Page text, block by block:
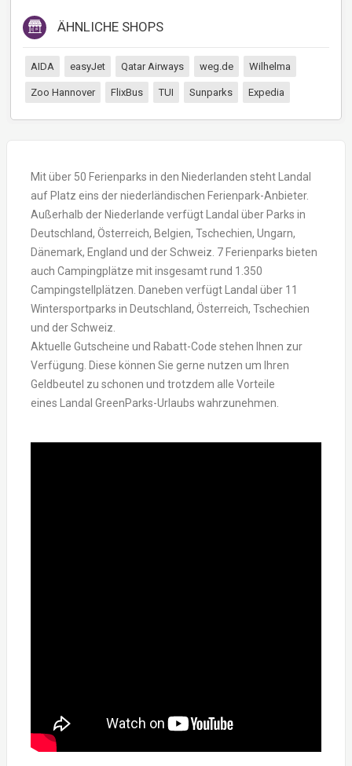
ÄHNLICHE SHOPS
AIDA easyJet Qatar Airways weg.de Wilhelma
Zoo Hannover FlixBus TUI Sunparks Expedia
Mit über 50 Ferienparks in den Niederlanden steht Landal
auf Platz eins der niederländischen Ferienpark-Anbieter.
Außerhalb der Niederlande verfügt Landal über Parks in
Deutschland, Österreich, Belgien, Tschechien, Ungarn,
Dänemark, England und der Schweiz. 7 Ferienparks bieten
auch Campingplätze mit insgesamt rund 1.350
Campingstellplätzen. Daneben verfügt Landal über 11
Wintersportparks in Deutschland, Österreich, Tschechien
und der Schweiz.
Aktuelle Gutscheine und Rabatt-Code stehen Ihnen zur
Verfügung. Diese können Sie gerne nutzen um Ihren
Geldbeutel zu schonen und trotzdem alle Vorteile
eines Landal GreenParks-Urlaubs wahrzunehmen.